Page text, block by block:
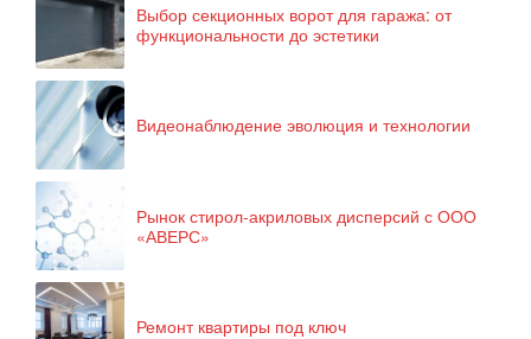
Выбор секционных ворот для гаража: от
функциональности до эстетики
Видеонаблюдение эволюция и технологии
Рынок стирол-акриловых дисперсий с ООО
«АВЕРС»
Ремонт квартиры под ключ